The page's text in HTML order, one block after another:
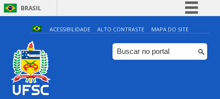
BRASIL
Simplifique!
Comunica BR
Participe
ACESSIBILIDADE ALTO CONTRASTE MAPA DO SITE